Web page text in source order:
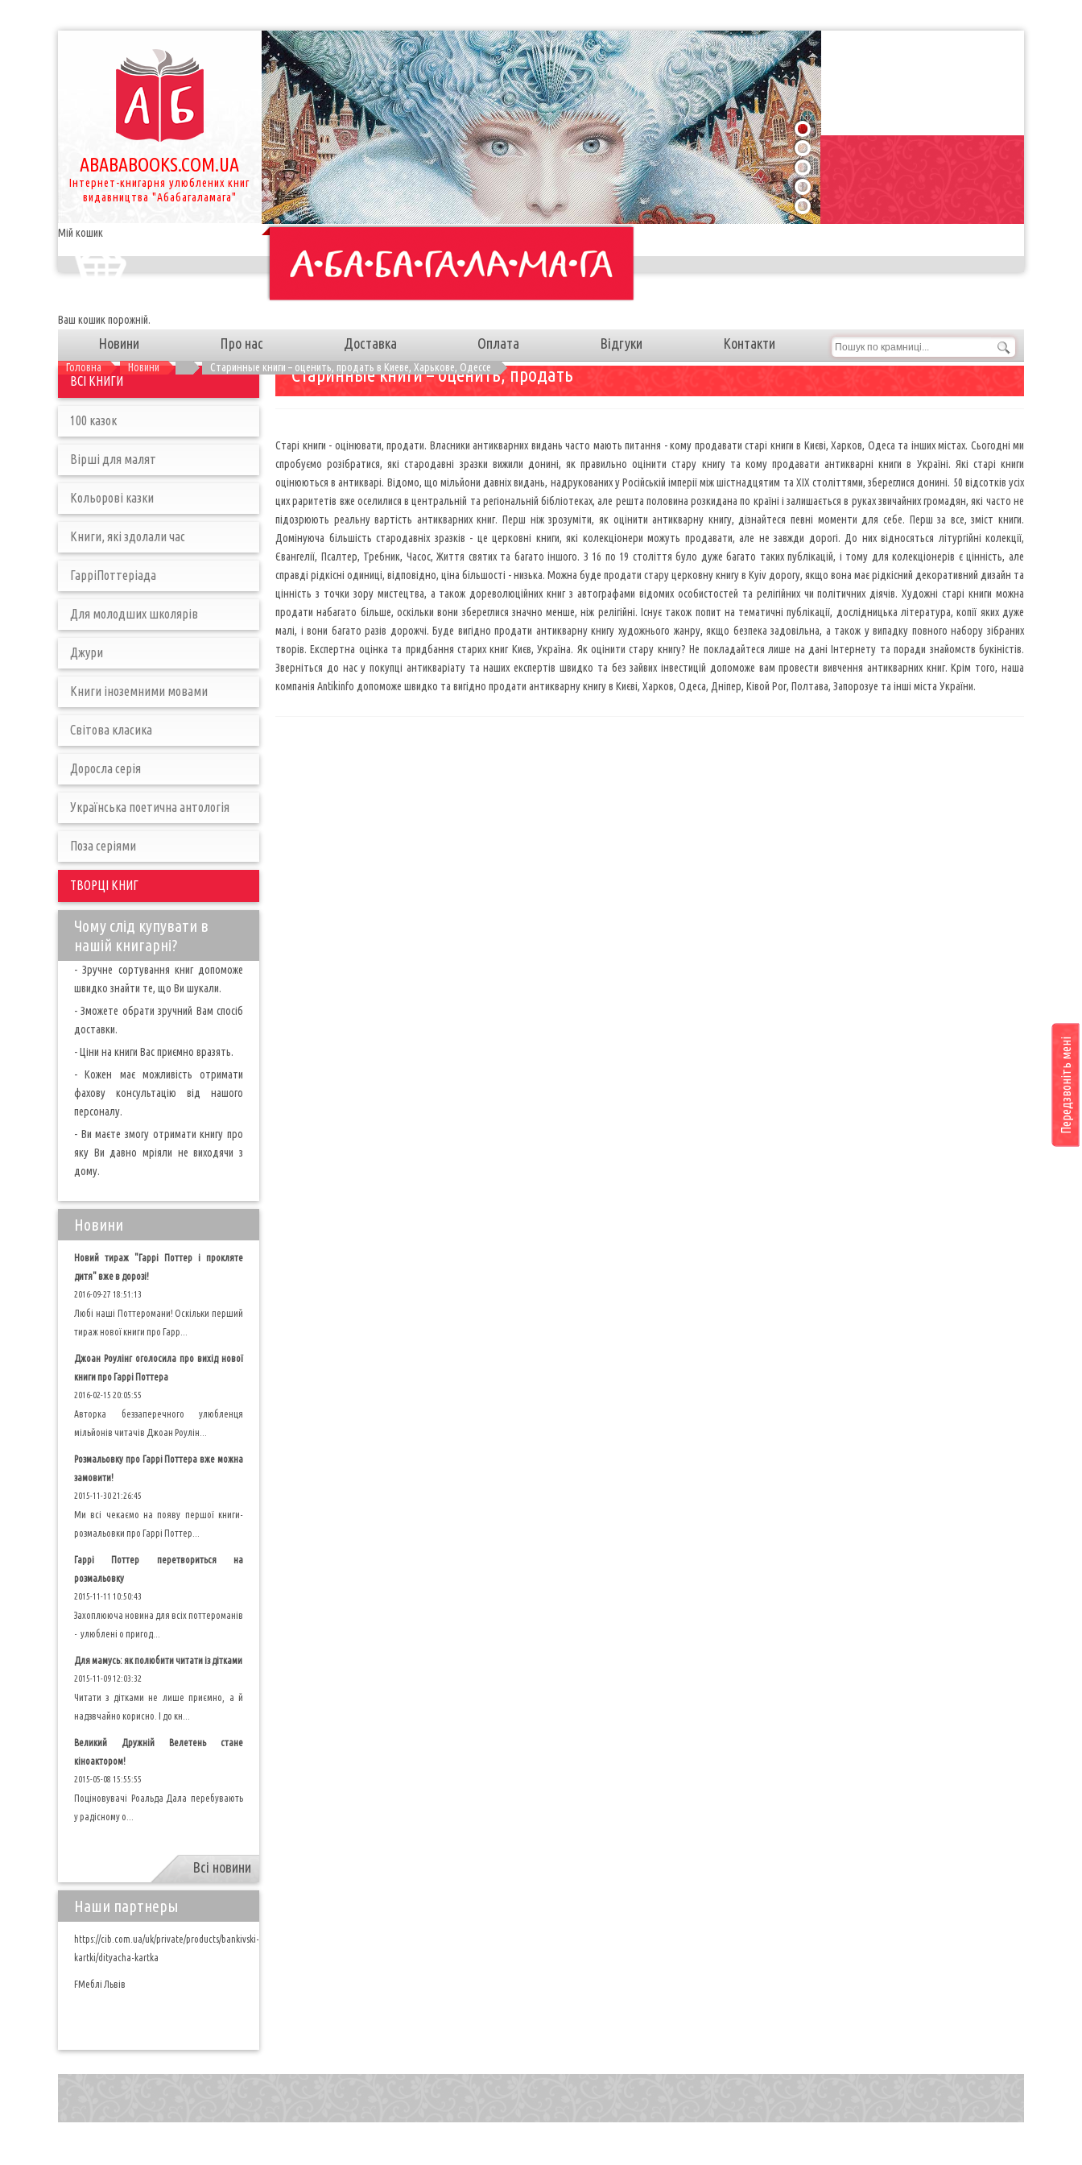
Передзвоніть мені
ABABABOOKS.COM.UA
Інтернет-книгарня улюблених книг
видавництва "Абабагаламага"
1
2
3
4
5
Мій кошик
Ваш кошик порожній.
Новини Про нас Доставка Оплата Відгуки Контакти
Головна Новини Старинные книги – оценить, продать в Киеве, Харькове, Одессе
Старинные книги – оценить, продать
Старі книги - оцінювати, продати. Власники антикварних видань часто мають питання - кому продавати старі книги в Києві, Харков, Одеса та інших містах. Сьогодні ми
спробуємо розібратися, які стародавні зразки вижили донині, як правильно оцінити стару книгу та кому продавати антикварні книги в Україні. Які старі книги
оцінюються в антикварі. Відомо, що мільйони давніх видань, надрукованих у Російській імперії між шістнадцятим та ХІХ століттями, збереглися донині. 50 відсотків усіх
цих раритетів вже оселилися в центральній та регіональній бібліотеках, але решта половина розкидана по країні і залишається в руках звичайних громадян, які часто не
підозрюють реальну вартість антикварних книг. Перш ніж зрозуміти, як оцінити антикварну книгу, дізнайтеся певні моменти для себе. Перш за все, зміст книги.
Домінуюча більшість стародавніх зразків - це церковні книги, які колекціонери можуть продавати, але не завжди дорогі. До них відносяться літургійні колекції,
Євангелії, Псалтер, Требник, Часос, Життя святих та багато іншого. З 16 по 19 століття було дуже багато таких публікацій, і тому для колекціонерів є цінність, але
справді рідкісні одиниці, відповідно, ціна більшості - низька. Можна буде продати стару церковну книгу в Kyiv дорогу, якщо вона має рідкісний декоративний дизайн та
цінність з точки зору мистецтва, а також дореволюційних книг з автографами відомих особистостей та релігійних чи політичних діячів. Художні старі книги можна
продати набагато більше, оскільки вони збереглися значно менше, ніж релігійні. Існує також попит на тематичні публікації, дослідницька література, копії яких дуже
малі, і вони багато разів дорожчі. Буде вигідно продати антикварну книгу художнього жанру, якщо безпека задовільна, а також у випадку повного набору зібраних
творів. Експертна оцінка та придбання старих книг Києв, Україна. Як оцінити стару книгу? Не покладайтеся лише на дані Інтернету та поради знайомств букіністів.
Зверніться до нас у покупці антикваріату та наших експертів швидко та без зайвих інвестицій допоможе вам провести вивчення антикварних книг. Крім того, наша
компанія Antikinfo допоможе швидко та вигідно продати антикварну книгу в Києві, Харков, Одеса, Дніпер, Ківой Рог, Полтава, Запорозуе та інші міста України.
ВСІ КНИГИ
100 казок
Вірші для малят
Кольорові казки
Книги, які здолали час
ГарріПоттеріада
Для молодших школярів
Джури
Книги іноземними мовами
Світова класика
Доросла серія
Українська поетична антологія
Поза серіями
ТВОРЦІ КНИГ
Чому слід купувати в
нашій книгарні?
- Зручне сортування книг допоможе
швидко знайти те, що Ви шукали.
- Зможете обрати зручний Вам спосіб
доставки.
- Ціни на книги Вас приємно вразять.
- Кожен має можливість отримати
фахову консультацію від нашого
персоналу.
- Ви маєте змогу отримати книгу про
яку Ви давно мріяли не виходячи з
дому.
Новини
Новий тираж "Гаррі Поттер і прокляте
дитя" вже в дорозі!
2016-09-27 18:51:13
Любі наші Поттеромани! Оскільки перший
тираж нової книги про Гарр...
Джоан Роулінг оголосила про вихід нової
книги про Гаррі Поттера
2016-02-15 20:05:55
Авторка беззаперечного улюбленця
мільйонів читачів Джоан Роулін...
Розмальовку про Гаррі Поттера вже можна
замовити!
2015-11-30 21:26:45
Ми всі чекаємо на появу першої книги-
розмальовки про Гаррі Поттер...
Гаррі Поттер перетвориться на
розмальовку
2015-11-11 10:50:43
Захоплююча новина для всіх поттероманів
- улюблені о пригод...
Для мамусь: як полюбити читати із дітками
2015-11-09 12:03:32
Читати з дітками не лише приємно, а й
надзвчайно корисно. І до кн...
Великий Дружній Велетень стане
кіноактором!
2015-05-08 15:55:55
Поціновувачі Роальда Дала перебувають
у радісному о...
Всі новини
Наши партнеры
https://cib.com.ua/uk/private/products/bankivski-
kartki/dityacha-kartka
FМеблі Львів